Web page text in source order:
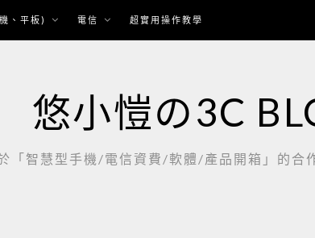
、平板) 電信 超實用操作教學
悠小愷の3C
「智慧型手機/電信資費/軟體/產品開箱」的